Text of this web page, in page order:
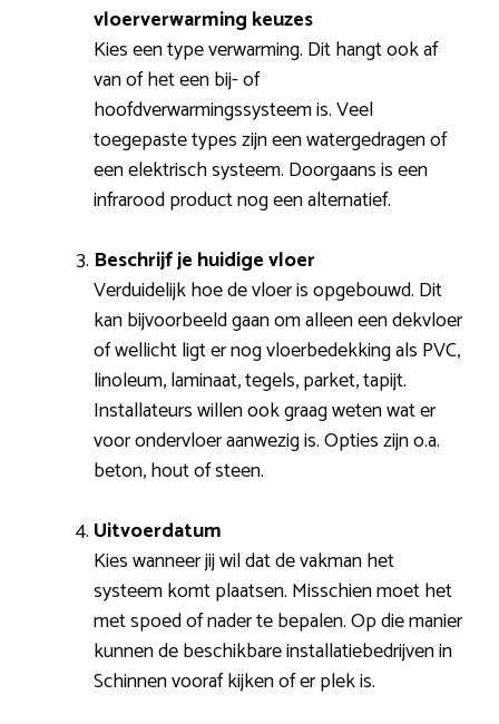
vloerverwarming keuzes
Kies een type verwarming. Dit hangt ook af
van of het een bij- of
hoofdverwarmingssysteem is. Veel
toegepaste types zijn een watergedragen of
een elektrisch systeem. Doorgaans is een
infrarood product nog een alternatief.
Beschrijf je huidige vloer
Verduidelijk hoe de vloer is opgebouwd. Dit
kan bijvoorbeeld gaan om alleen een dekvloer
of wellicht ligt er nog vloerbedekking als PVC,
linoleum, laminaat, tegels, parket, tapijt.
Installateurs willen ook graag weten wat er
voor ondervloer aanwezig is. Opties zijn o.a.
beton, hout of steen.
Uitvoerdatum
Kies wanneer jij wil dat de vakman het
systeem komt plaatsen. Misschien moet het
met spoed of nader te bepalen. Op die manier
kunnen de beschikbare installatiebedrijven in
Schinnen vooraf kijken of er plek is.